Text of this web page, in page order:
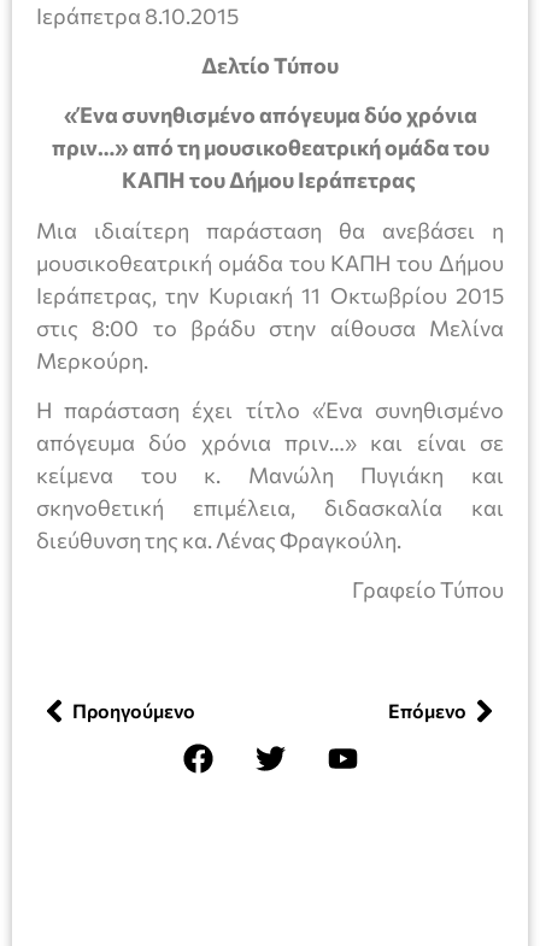
Ιεράπετρα 8.10.2015
Δελτίο Τύπου
«Ένα συνηθισμένο απόγευμα δύο χρόνια
πριν…» από τη μουσικοθεατρική ομάδα του
ΚΑΠΗ του Δήμου Ιεράπετρας
Μια ιδιαίτερη παράσταση θα ανεβάσει η
μουσικοθεατρική ομάδα του ΚΑΠΗ του Δήμου
Ιεράπετρας, την Κυριακή 11 Οκτωβρίου 2015
στις 8:00 το βράδυ στην αίθουσα Μελίνα
Μερκούρη.
Η παράσταση έχει τίτλο «Ένα συνηθισμένο
απόγευμα δύο χρόνια πριν…» και είναι σε
κείμενα του κ. Μανώλη Πυγιάκη και
σκηνοθετική επιμέλεια, διδασκαλία και
διεύθυνση της κα. Λένας Φραγκούλη.
Γραφείο Τύπου
Προηγούμενο Επόμενο